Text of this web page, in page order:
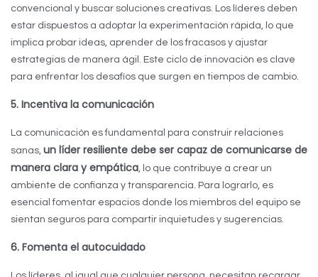
convencional y buscar soluciones creativas. Los líderes deben
estar dispuestos a adoptar la experimentación rápida, lo que
implica probar ideas, aprender de los fracasos y ajustar
estrategias de manera ágil. Este ciclo de innovación es clave
para enfrentar los desafíos que surgen en tiempos de cambio.
5. Incentiva la comunicación
La comunicación es fundamental para construir relaciones
sanas, un líder resiliente debe ser capaz de comunicarse de
manera clara y empática, lo que contribuye a crear un
ambiente de confianza y transparencia. Para lograrlo, es
esencial fomentar espacios donde los miembros del equipo se
sientan seguros para compartir inquietudes y sugerencias.
6. Fomenta el autocuidado